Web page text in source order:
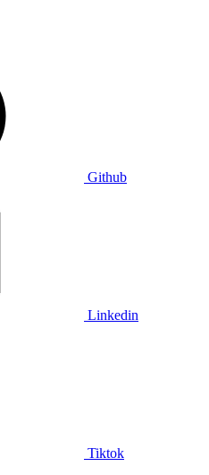
Github
Linkedin
Tiktok